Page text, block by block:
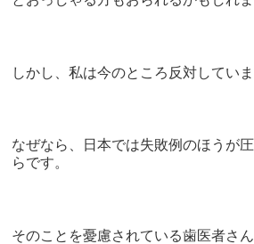
しかし、私は今のところ反対していま
なぜなら、日本では失敗例のほうが
らです。
そのことを憂慮されている歯医者さ